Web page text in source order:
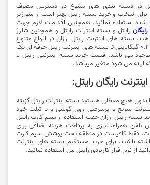
در دسته بندی های متنوع در دسترس مصرف
انتخاب و خرید بسته رایتل بهتر است از منو زیر
شده استفاده نمائید. همچنین اقدامات لازم جهت
رایتل و بسته اینترنت رایتل و همچنین شارژ
بسته های اینترنت رایتل ارزان در انواع متنوع
همچون اینترنت یک روزه 0.2 گیگابایتی تا بسته های اینترنت رایتل حرفه ای یک
موجود می باشد. قیمت خرید بسته اینترنتی رایتل با
ارائه می شود متغیر میباشد.
رایگان رایتل:
بدون هیچ معطلی هستید بسته اینترنت رایتل گزینه
سریع و پرسرعتی روی گوشی و یا تبلت خود
بسته رایتل ارزان جهت استفاده از سیم کارت رایتل
تلفن همراه، نیازی به پرداخت هزینه اضافی برای
فقط کافیست در منطقه تحت پوشش سیم کارت
باشید. برای خرید مستقیم بسته های اینترنت
از نرم افزار کاربردی رایتل من استفاده نمائید.